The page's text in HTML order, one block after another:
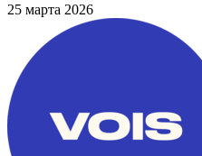
25 марта 2026